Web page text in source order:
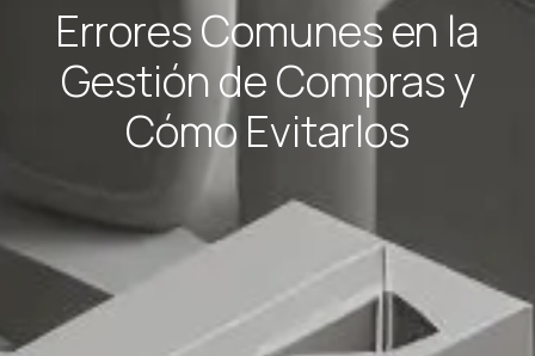
Errores Comunes en la
Gestión de Compras y
Cómo Evitarlos